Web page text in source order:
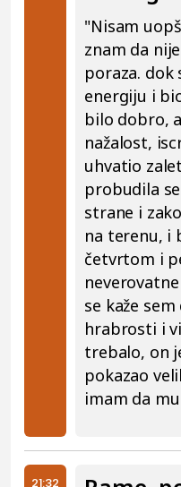
"Nisam
znam da
poraza. dok
energiju i
bilo dobro,
nažalost,
uhvatio
probudila
strane i
na terenu, i
četvrtom i
se kaže
hrabrosti i
trebalo, on
pokazao
imam da
21:32